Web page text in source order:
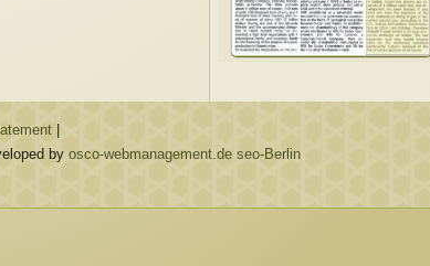
by osco-webmanagement.de seo-Berlin